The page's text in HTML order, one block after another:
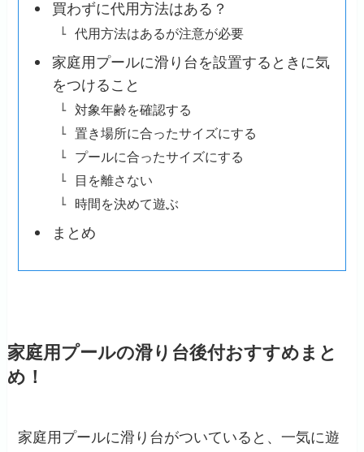
買わずに代用方法はある？
代用方法はあるが注意が必要
家庭用プールに滑り台を設置するときに気
をつけること
対象年齢を確認する
置き場所に合ったサイズにする
プールに合ったサイズにする
目を離さない
時間を決めて遊ぶ
まとめ
家庭用プールの滑り台後付おすすめまと
め！
家庭用プールに滑り台がついていると、一気に遊